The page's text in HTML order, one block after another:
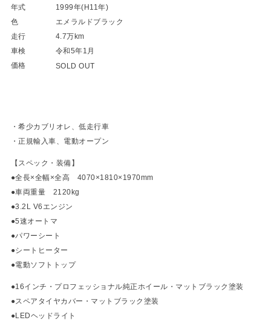
年式
1999年(H11年)
色
エメラルドブラック
走行
4.7万km
車検
令和5年1月
価格
SOLD OUT
・希少カブリオレ、低走行車
・正規輸入車、電動オープン
【スペック・装備】
●全長×全幅×全高 4070×1810×1970mm
●車両重量 2120kg
●3.2L V6エンジン
●5速オートマ
●パワーシート
●シートヒーター
●電動ソフトトップ
●16インチ・プロフェッショナル純正ホイール・マットブラック塗装
●スペアタイヤカバー・マットブラック塗装
●LEDヘッドライト